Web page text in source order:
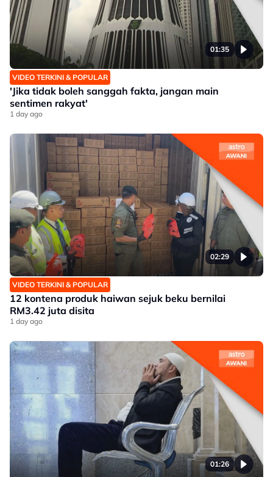
01:35
VIDEO TERKINI & POPULAR
'Jika tidak boleh sanggah fakta, jangan main
sentimen rakyat'
1 day ago
02:29
VIDEO TERKINI & POPULAR
12 kontena produk haiwan sejuk beku bernilai
RM3.42 juta disita
1 day ago
01:26